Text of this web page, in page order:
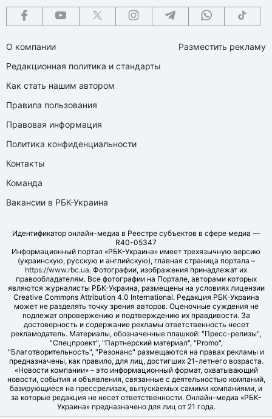
О компании
Редакционная политика и стандарты
Как стать нашим автором
Правила пользования
Правовая информация
Политика конфиденциальности
Контакты
Команда
Вакансии в РБК-Украина
Разместить рекламу
Идентификатор онлайн-медиа в Реестре субъектов в сфере медиа —
R40-05347
Информационный портал «РБК-Украина» имеет трехязычную версию
(украинскую, русскую и английскую), главная страница портала –
https://www.rbc.ua. Фотографии, изображения принадлежат их
правообладателям. Все фотографии на Портале, авторами которых
являются журналисты РБК-Украина, размещены на условиях лицензии
Creative Commons Attribution 4.0 International. Редакция РБК-Украина
может не разделять точку зрения авторов. Оценочные суждения не
подлежат опровержению и подтверждению их правдивости. За
достоверность и содержание рекламы ответственность несет
рекламодатель. Материалы, обозначенные плашкой: "Пресс-релизы",
"Спецпроект", "Партнерский материал", "Promo",
"Благотворительность", "Резонанс" размещаются на правах рекламы и
предназначены, как правило, для лиц, достигших 21-летнего возраста.
«Новости компании» – это информационный формат, охватывающий
новости, события и объявления, связанные с деятельностью компаний,
базирующиеся на прессрелизах, выпускаемых самими компаниями, и
за которые редакция не несет ответственности. Онлайн-медиа «РБК-
Украина» предназначено для лиц от 21 года.